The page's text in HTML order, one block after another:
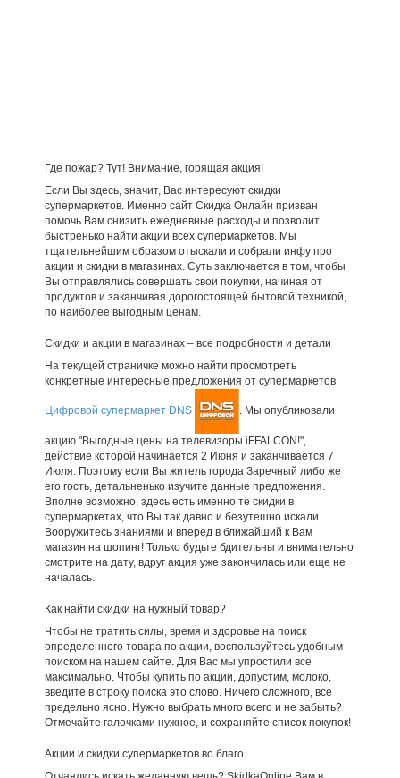
Где пожар? Тут! Внимание, горящая акция!
Если Вы здесь, значит, Вас интересуют скидки
супермаркетов. Именно сайт Скидка Онлайн призван
помочь Вам снизить ежедневные расходы и позволит
быстренько найти акции всех супермаркетов. Мы
тщательнейшим образом отыскали и собрали инфу про
акции и скидки в магазинах. Суть заключается в том, чтобы
Вы отправлялись совершать свои покупки, начиная от
продуктов и заканчивая дорогостоящей бытовой техникой,
по наиболее выгодным ценам.
Скидки и акции в магазинах – все подробности и детали
На текущей страничке можно найти просмотреть
конкретные интересные предложения от супермаркетов
Цифровой супермаркет DNS . Мы опубликовали
акцию "Выгодные цены на телевизоры iFFALCON!",
действие которой начинается 2 Июня и заканчивается 7
Июля. Поэтому если Вы житель города Заречный либо же
его гость, детальненько изучите данные предложения.
Вполне возможно, здесь есть именно те скидки в
супермаркетах, что Вы так давно и безутешно искали.
Вооружитесь знаниями и вперед в ближайший к Вам
магазин на шопинг! Только будьте бдительны и внимательно
смотрите на дату, вдруг акция уже закончилась или еще не
началась.
Как найти скидки на нужный товар?
Чтобы не тратить силы, время и здоровье на поиск
определенного товара по акции, воспользуйтесь удобным
поиском на нашем сайте. Для Вас мы упростили все
максимально. Чтобы купить по акции, допустим, молоко,
введите в строку поиска это слово. Ничего сложного, все
предельно ясно. Нужно выбрать много всего и не забыть?
Отмечайте галочками нужное, и сохраняйте список покупок!
Акции и скидки супермаркетов во благо